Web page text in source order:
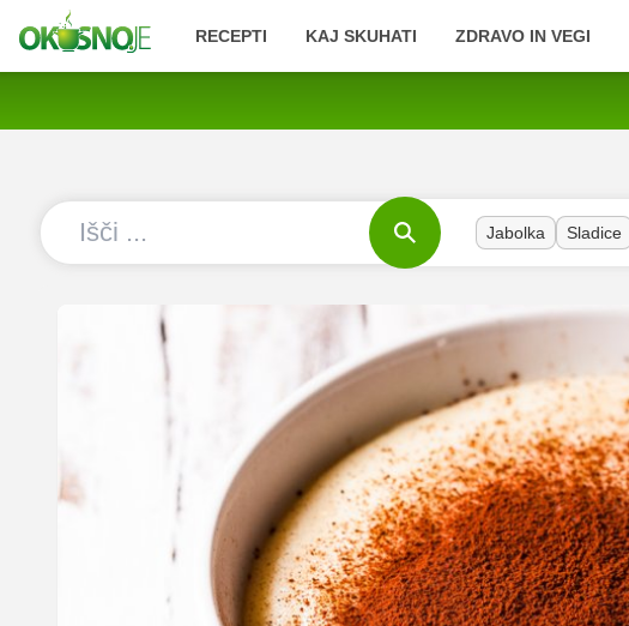
RECEPTI KAJ SKUHATI ZDRAVO IN VEGI
Jabolka Sladice